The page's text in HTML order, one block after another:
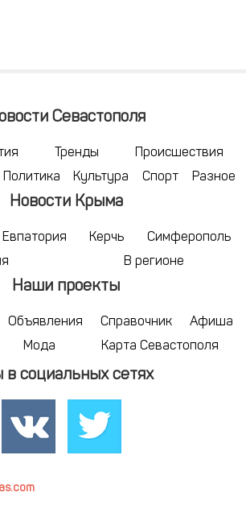
Севастополя
Тренды
Происшествия
Политика Культура Спорт Разное
Новости Крыма
Евпатория Керчь
Симферополь
В регионе
Наши проекты
Объявления Справочник
Афиша
Мода Карта Севастополя
социальных сетях